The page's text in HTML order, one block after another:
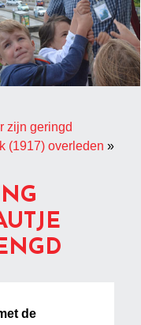
zijn geringd
(1917) overleden »
de